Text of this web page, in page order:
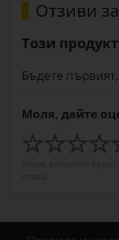
Отзиви
Този
Бъдете
Моля, дайте